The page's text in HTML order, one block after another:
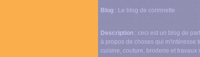
Blog : Le blog de corinnette
Description : ceci est un blog de
à propos de choses qui m'intéresse
cuisine, couture, broderie et travaux